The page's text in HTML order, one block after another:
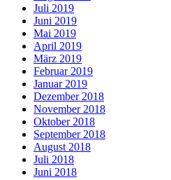
Juli 2019
Juni 2019
Mai 2019
April 2019
März 2019
Februar 2019
Januar 2019
Dezember 2018
November 2018
Oktober 2018
September 2018
August 2018
Juli 2018
Juni 2018